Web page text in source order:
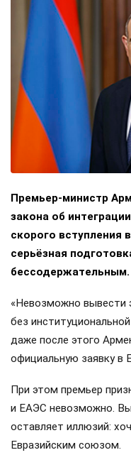
Премьер-министр
закона об
скорого вступления
серьёзная
бессодержательным.
«Невозможно вывести
без
даже после этого
официальную заявку в
При этом премьер
и ЕАЭС невозможно.
оставляет иллюзий:
Евразийским союзом.